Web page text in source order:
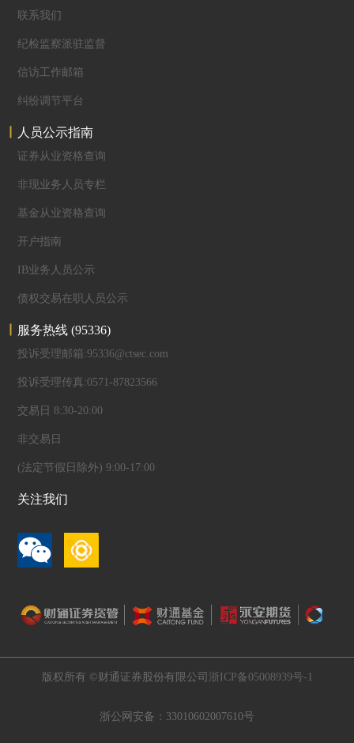
联系我们
纪检监察派驻监督
信访工作邮箱
纠纷调节平台
人员公示指南
证券从业资格查询
非现业务人员专栏
基金从业资格查询
开户指南
IB业务人员公示
债权交易在职人员公示
服务热线(95336)
投诉受理邮箱:95336@ctsec.com
投诉受理传真:0571-87823566
交易日 8:30-20:00
非交易日
(法定节假日除外) 9:00-17:00
关注我们
版权所有 ©财通证券股份有限公司 浙ICP备05008939号-1
浙公网安备：33010602007610号